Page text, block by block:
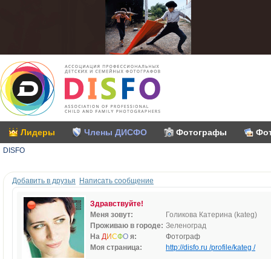
Лидеры Члены ДИСФО Фотографы
DISFO
Добавить в друзья Написать сообщение
Здравствуйте!
Меня зовут:
Голикова Катерина (kateg)
Проживаю в городе: Зеленоград
На ДИСФО я:
Фотограф
Моя страница:
http://disfo.ru /profile/kateg /